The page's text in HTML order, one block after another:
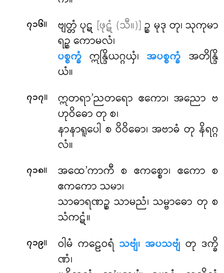
၇၁၆။ ဗျတ္တံ ပုဋ [ဖုဋံ (သီ။)]ဉ္စ မုဒု တု၊ သုကုမာ
ရဉ္စ ကောမလံ၊
ပစ္စက္ခံ ဣန္ဒြိယဂ္ဂယှံ၊အပစ္စက္ခံ အတိန္ဒြိ
ယံ။
၇၁၇။ ဣတရာ’ညတရော ဧကော၊ အညော ဗ
ဟုဝိဓော တု စ၊
နာနာရူပေါ စ ဝိဝိဓော၊ အဗာဓံ တု နိရဂ္ဂ
လံ။
၇၁၈။
အထေ’ကာကီ စ ဧကစ္စော၊ ဧကော စ
ဧကကော သမာ၊
သာဓာရဏဉ္စ သာမညံ၊ သမ္ဗာဓော တု စ
သံကဋံ။
၇၁၉။ ဝါမံ ကဠေဝရံ သဗျံ၊ အပသဗျံ တု ဒက္ခိ
ဏံ၊